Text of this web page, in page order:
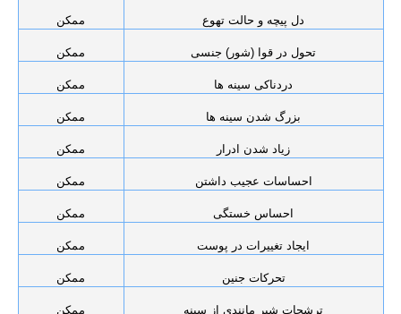
ممکن دل پیچه و حالت تهوع
ممکن تحول در قوا (شور) جنسی
ممکن دردناکی سینه ها
ممکن بزرگ شدن سینه ها
ممکن زیاد شدن ادرار
ممکن احساسات عجیب داشتن
ممکن احساس خستگی
ممکن ایجاد تغییرات در پوست
ممکن تحرکات جنین
ممکن ترشحات شیر مانندی از سینه